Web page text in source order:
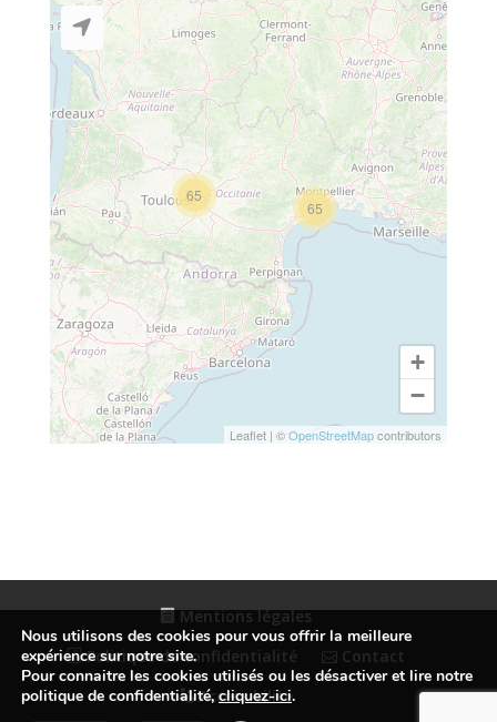
65
65
+
−
Leaflet | ©OpenStreetMapcontributors
Mentions légales
Politique de confidentialité
Contact
Accessibilité
Nous utilisons des cookies pour vous offrir la meilleure
expérience sur notre site.
Pour connaitre les cookies utilisés ou les désactiver et lire notre
politique de confidentialité,cliquez-ici.